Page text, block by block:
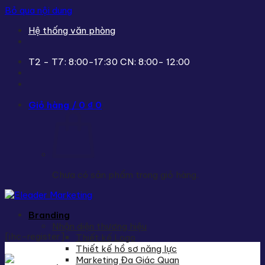
Bỏ qua nội dung
Hệ thống văn phòng
T2 - T7: 8:00-17:30 CN: 8:00- 12:00
Giỏ hàng / 0 ₫ 0
Chưa có sản phẩm trong giỏ hàng.
Branding
Nhận diện thương hiệu
Thiết kế Logo
Thiết kế hồ sơ năng lực
Marketing Đa Giác Quan
[ihc-register]